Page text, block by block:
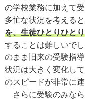
の学校業務に加えて
多忙な状況を考えると
を、生徒ひとりひと
することは難しいで
のまま旧来の受験指
状況は大きく変化し
のスピードが非常に速
さらに受験のみなら